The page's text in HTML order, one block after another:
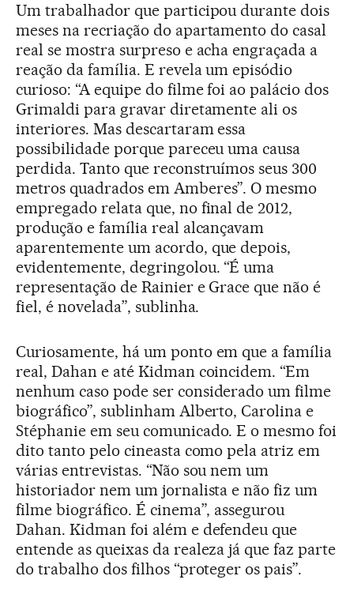
Um trabalhador que participou durante dois
meses na recriação do apartamento do casal
real se mostra surpreso e acha engraçada a
reação da família. E revela um episódio
curioso: “A equipe do filme foi ao palácio dos
Grimaldi para gravar diretamente ali os
interiores. Mas descartaram essa
possibilidade porque pareceu uma causa
perdida. Tanto que reconstruímos seus 300
metros quadrados em Amberes”. O mesmo
empregado relata que, no final de 2012,
produção e família real alcançavam
aparentemente um acordo, que depois,
evidentemente, degringolou. “É uma
representação de Rainier e Grace que não é
fiel, é novelada”, sublinha.
Curiosamente, há um ponto em que a família
real, Dahan e até Kidman coincidem. “Em
nenhum caso pode ser considerado um filme
biográfico”, sublinham Alberto, Carolina e
Stéphanie em seu comunicado. E o mesmo foi
dito tanto pelo cineasta como pela atriz em
várias entrevistas. “Não sou nem um
historiador nem um jornalista e não fiz um
filme biográfico. É cinema”, assegurou
Dahan. Kidman foi além e defendeu que
entende as queixas da realeza já que faz parte
do trabalho dos filhos “proteger os pais”.